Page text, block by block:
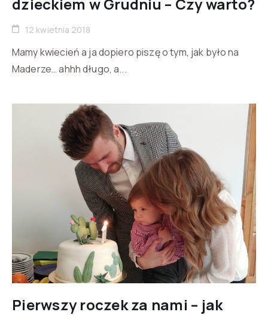
dzieckiem w Grudniu – Czy warto?
12 kwietnia 2018
Mamy kwiecień a ja dopiero piszę o tym, jak było na
Maderze… ahhh długo, a...
Pierwszy roczek za nami – jak